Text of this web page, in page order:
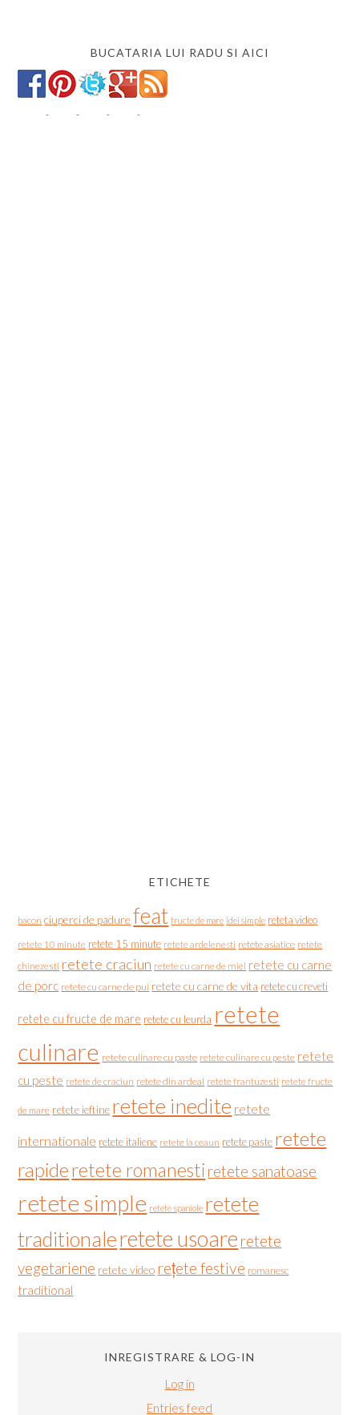
BUCATARIA LUI RADU SI AICI
ETICHETE
bacon ciuperci de padure feat fructe de mare idei simple reteta video
retete 10 minute retete 15 minute retete ardelenesti retete asiatice retete
chinezesti retete craciun retete cu carne de miel retete cu carne
de porc retete cu carne de pui retete cu carne de vita retete cu creveti
retete cu fructe de mare retete cu leurda retete
culinare retete culinare cu paste retete culinare cu peste retete
cu peste retete de craciun retete din ardeal retete frantuzesti retete fructe
de mare retete ieftine retete inedite retete
internationale retete italiene retete la ceaun retete paste retete
rapideretete romanesti retete sanatoase
retete simple retete spaniole retete
traditionaleretete usoare retete
vegetariene retete video rețete festive romanesc
traditional
INREGISTRARE & LOG-IN
Log in
Entries feed